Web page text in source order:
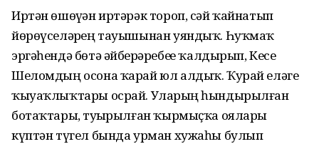
Иртән өшөүҙән иртәрәк тороп, сәй ҡайнатып
йөрөүселәрҙең тауышынан уяндыҡ. Һуҡмаҡ
эргәһендә бөтә әйберҙәребеҙҙе ҡалдырып, Кесе
Шеломдың осона ҡарай юл алдыҡ. Ҡурай еләге
ҡыуаҡлыҡтары осрай. Уларҙың һындырылған
ботаҡтары, туҙҙырылған ҡырмыҫҡа оялары
күптән түгел бында урман хужаһы булып